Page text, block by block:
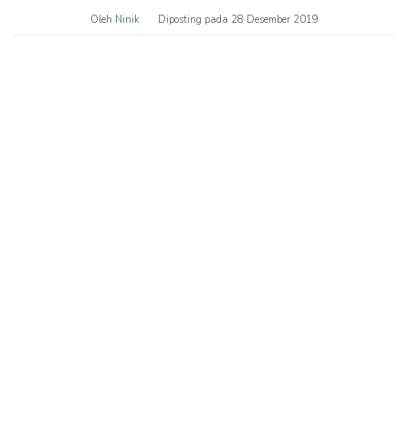
Oleh Ninik Diposting pada 28 Desember 2019